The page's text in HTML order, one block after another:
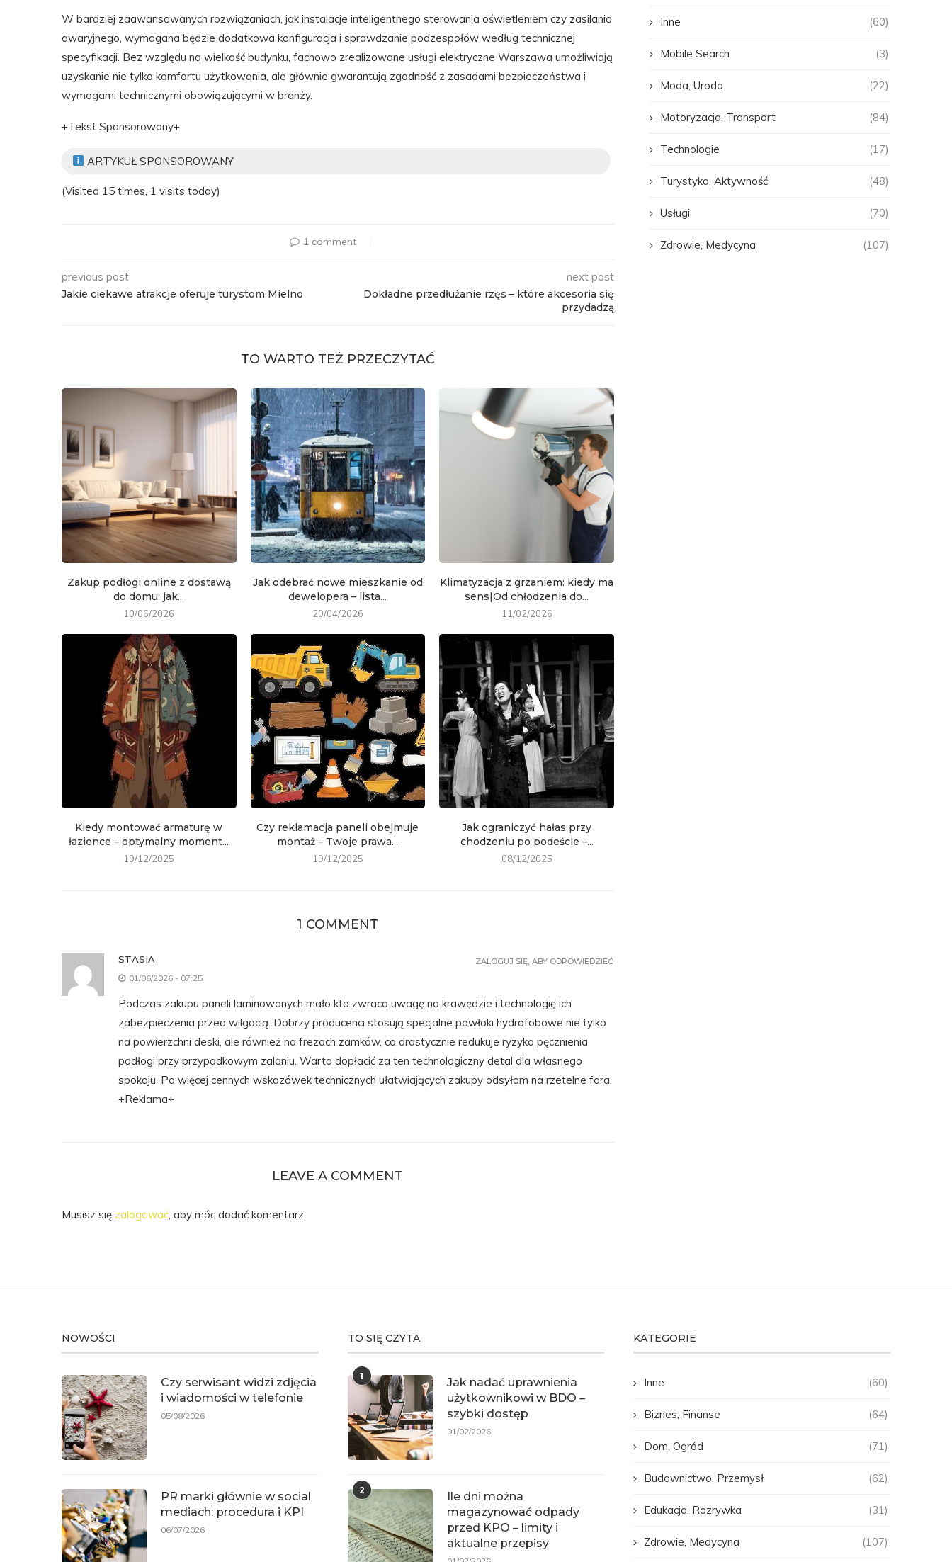
W bardziej zaawansowanych rozwiązaniach, jak instalacje inteligentnego sterowania oświetleniem czy zasilania
awaryjnego, wymagana będzie dodatkowa konfiguracja i sprawdzanie podzespołów według technicznej
specyfikacji. Bez względu na wielkość budynku, fachowo zrealizowane usługi elektryczne Warszawa umożliwiają
uzyskanie nie tylko komfortu użytkowania, ale głównie gwarantują zgodność z zasadami bezpieczeństwa i
wymogami technicznymi obowiązującymi w branży.
+Tekst Sponsorowany+
ARTYKUŁ SPONSOROWANY
(Visited 15 times, 1 visits today)
1 comment
previous post
Jakie ciekawe atrakcje oferuje turystom Mielno
next post
Dokładne przedłużanie rzęs – które akcesoria się
przydadzą
TO WARTO TEŻ PRZECZYTAĆ
Zakup podłogi online z dostawą
do domu: jak...
10/06/2026
Jak odebrać nowe mieszkanie od
dewelopera – lista...
20/04/2026
Klimatyzacja z grzaniem: kiedy ma
sens|Od chłodzenia do...
11/02/2026
Kiedy montować armaturę w
łazience – optymalny moment...
19/12/2025
Czy reklamacja paneli obejmuje
montaż – Twoje prawa...
19/12/2025
Jak ograniczyć hałas przy
chodzeniu po podeście –...
08/12/2025
1 COMMENT
STASIA
01/06/2026 - 07:25
Podczas zakupu paneli laminowanych mało kto zwraca uwagę na krawędzie i technologię ich
zabezpieczenia przed wilgocią. Dobrzy producenci stosują specjalne powłoki hydrofobowe nie tylko
na powierzchni deski, ale również na frezach zamków, co drastycznie redukuje ryzyko pęcznienia
podłogi przy przypadkowym zalaniu. Warto dopłacić za ten technologiczny detal dla własnego
spokoju. Po więcej cennych wskazówek technicznych ułatwiających zakupy odsyłam na rzetelne fora.
+Reklama+
ZALOGUJ SIĘ, ABY ODPOWIEDZIEĆ
LEAVE A COMMENT
Musisz się zalogować, aby móc dodać komentarz.
Inne (60)
Mobile Search (3)
Moda, Uroda (22)
Motoryzacja, Transport (84)
Technologie (17)
Turystyka, Aktywność (48)
Usługi (70)
Zdrowie, Medycyna (107)
NOWOŚCI
Czy serwisant widzi zdjęcia
i wiadomości w telefonie
05/08/2026
PR marki głównie w social
mediach: procedura i KPI
06/07/2026
TO SIĘ CZYTA
1
Jak nadać uprawnienia
użytkownikowi w BDO –
szybki dostęp
01/02/2026
2
Ile dni można
magazynować odpady
przed KPO – limity i
aktualne przepisy
KATEGORIE
Inne (60)
Biznes, Finanse (64)
Dom, Ogród (71)
Budownictwo, Przemysł (62)
Edukacja, Rozrywka (31)
Zdrowie, Medycyna (107)